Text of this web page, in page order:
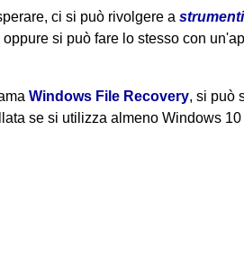
ci si può rivolgere a strumenti
si può fare lo stesso con
Windows File Recovery, si può
se si utilizza almeno Windows 10